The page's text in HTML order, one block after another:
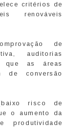
critérios de
renováveis
de
auditorias
que as áreas
de conversão
risco de
o aumento da
produtividade